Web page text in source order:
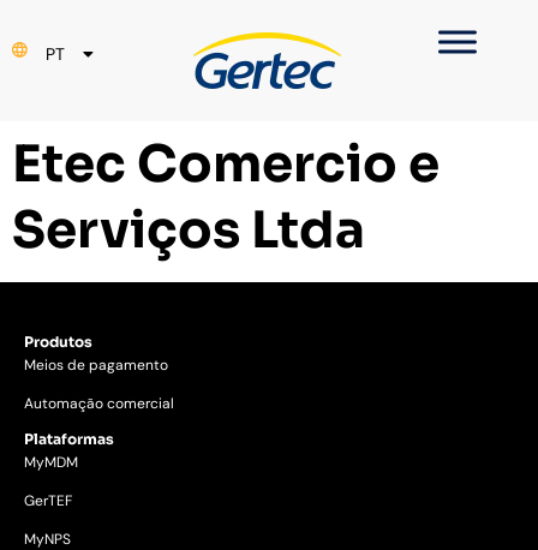
PT
ES
Etec Comercio e
Serviços Ltda
Produtos
Meios de pagamento
Automação comercial
Plataformas
MyMDM
GerTEF
MyNPS